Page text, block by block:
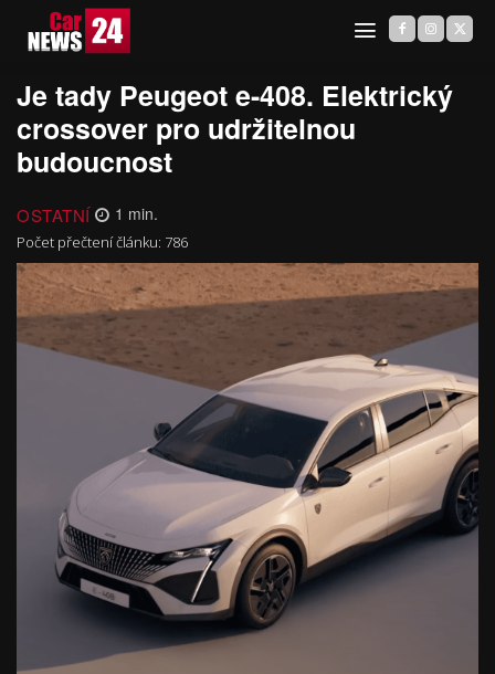
Je tady Peugeot e-408. Elektrický
crossover pro udržitelnou
budoucnost
OSTATNÍ 1 min.
Počet přečtení článku: 786